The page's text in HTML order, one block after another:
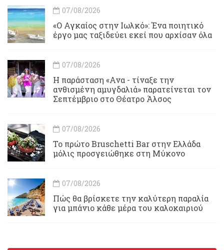
07/08/2026
«Ο Αγκαίος στην Ιωλκό»: Ένα ποιητικό
έργο μας ταξιδεύει εκεί που αρχίσαν όλα
07/08/2026
Η παράσταση «Ανα - τίναξε την
ανθισμένη αμυγδαλιά» παρατείνεται τον
Σεπτέμβριο στο Θέατρο Άλσος
07/08/2026
Το πρώτο Bruschetti Bar στην Ελλάδα
μόλις προσγειώθηκε στη Μύκονο
07/08/2026
Πώς θα βρίσκετε την καλύτερη παραλία
για μπάνιο κάθε μέρα του καλοκαιριού